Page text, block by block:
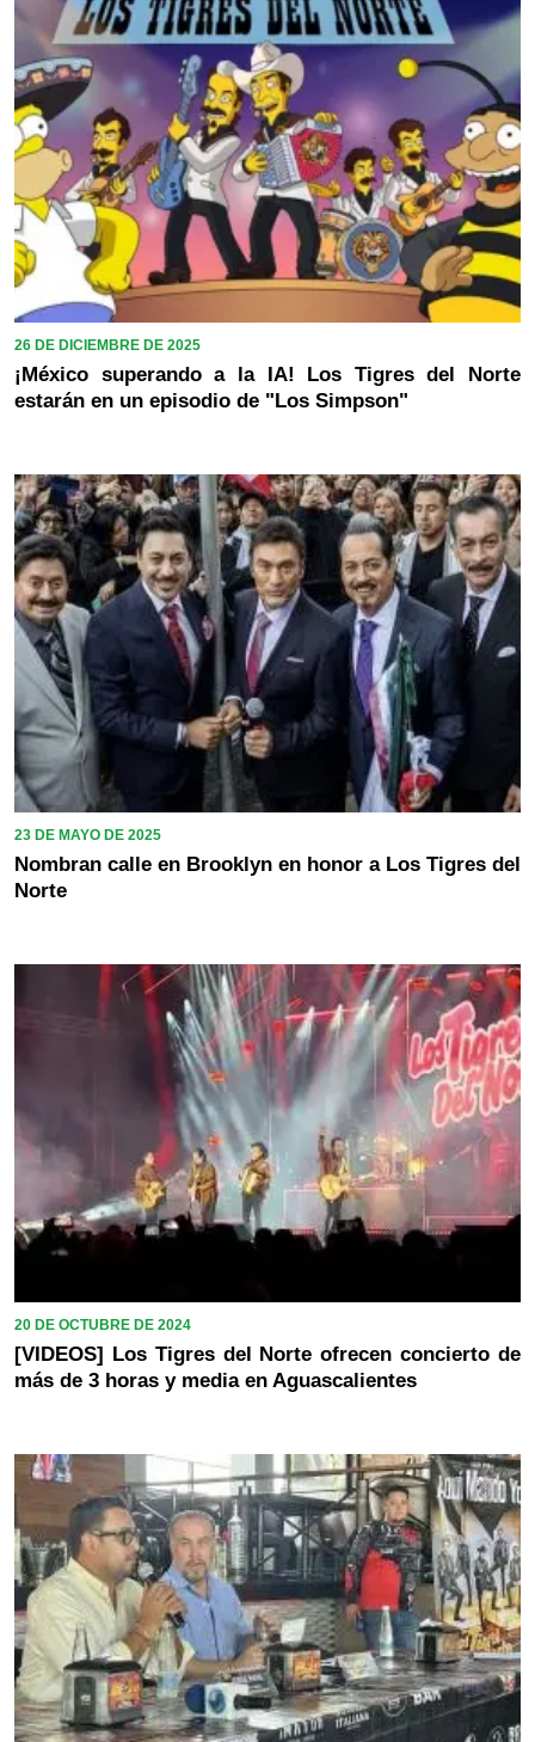
26 DE DICIEMBRE DE 2025
¡México superando a la IA! Los Tigres del Norte
estarán en un episodio de "Los Simpson"
23 DE MAYO DE 2025
Nombran calle en Brooklyn en honor a Los Tigres del
Norte
20 DE OCTUBRE DE 2024
[VIDEOS] Los Tigres del Norte ofrecen concierto de
más de 3 horas y media en Aguascalientes